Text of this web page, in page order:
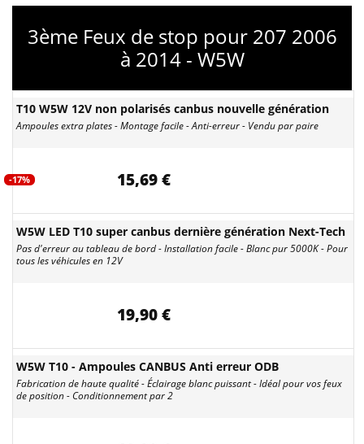
3ème Feux de stop pour 207 2006
à 2014 - W5W
T10 W5W 12V non polarisés canbus nouvelle génération
Ampoules extra plates - Montage facile - Anti-erreur - Vendu par paire
-17% 15,69 €
W5W LED T10 super canbus dernière génération Next-Tech
Pas d'erreur au tableau de bord - Installation facile - Blanc pur 5000K - Pour
tous les véhicules en 12V
19,90 €
W5W T10 - Ampoules CANBUS Anti erreur ODB
Fabrication de haute qualité - Éclairage blanc puissant - Idéal pour vos feux
de position - Conditionnement par 2